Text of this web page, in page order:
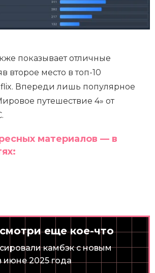
показывает отличные
второе место в топ-10
Впереди лишь популярное
путешествие 4» от
материалов — в
еще кое-что
камбэк с новым
июне 2025 года